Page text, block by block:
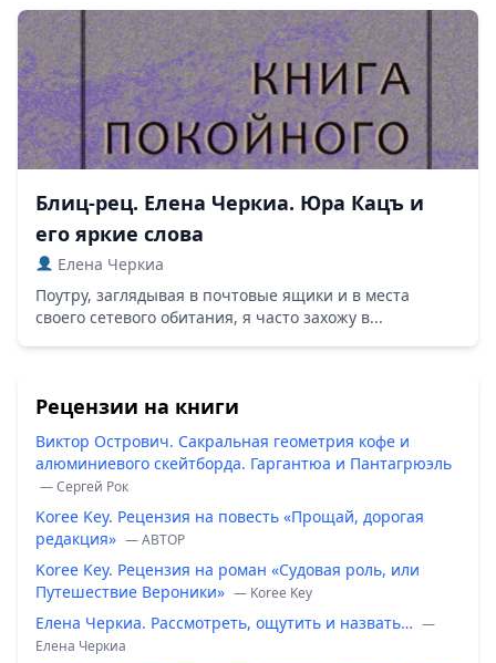
Блиц-рец. Елена Черкиа. Юра Кацъ и
его яркие слова
Елена Черкиа
Поутру, заглядывая в почтовые ящики и в места
своего сетевого обитания, я часто захожу в...
Рецензии на книги
Виктор Острович. Сакральная геометрия кофе и
алюминиевого скейтборда. Гаргантюа и Пантагрюэль
— Сергей Рок
Koree Key. Рецензия на повесть «Прощай, дорогая
редакция» — ABTOP
Koree Key. Рецензия на роман «Судовая роль, или
Путешествие Вероники» — Koree Key
Елена Черкиа. Рассмотреть, ощутить и назвать… —
Елена Черкиа